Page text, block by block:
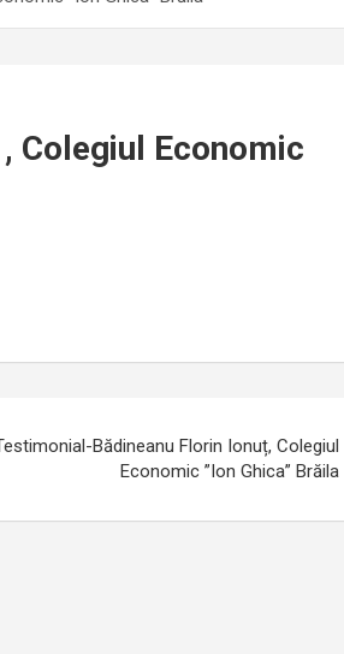
Colegiul Economic
Bădineanu Florin Ionuț, Colegiul
Economic ”Ion Ghica” Brăila